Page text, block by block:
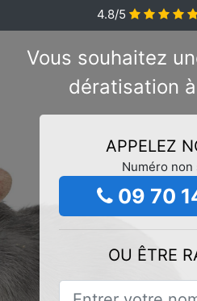
4.8/5
Vous souhaitez
dératisation
APPELEZ
Numéro non
09 70
OU ÊTRE